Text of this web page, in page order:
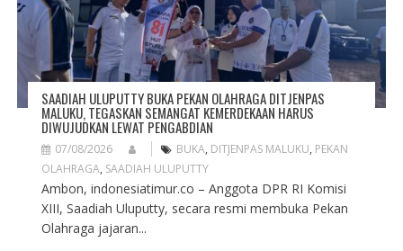
N
SAADIAH ULUPUTTY BUKA PEKAN OLAHRAGA DITJENPAS
MALUKU, TEGASKAN SEMANGAT KEMERDEKAAN HARUS
DIWUJUDKAN LEWAT PENGABDIAN
07/08/2026 BUKA, DITJENPAS MALUKU, PEKAN
OLAHRAGA, SAADIAH ULUPUTTY
Ambon, indonesiatimur.co – Anggota DPR RI Komisi
XIII, Saadiah Uluputty, secara resmi membuka Pekan
Olahraga jajaran...